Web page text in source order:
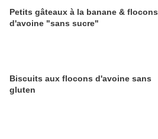
Petits gâteaux à la banane & flocons
d'avoine "sans sucre"
Biscuits aux flocons d'avoine sans
gluten